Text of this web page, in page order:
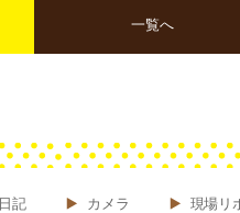
一覧へ
日記 カメラ 現場リ